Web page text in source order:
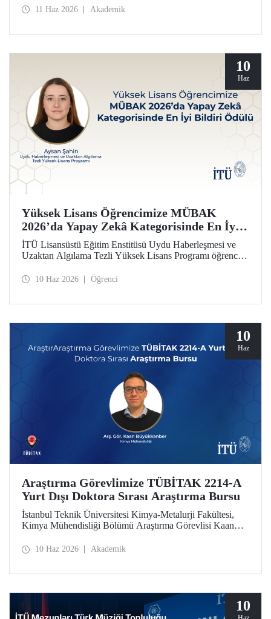
akademisyenler, akreditasyon kuruluşları, üniversite
11 Haz 2026 Akademik
10
Haz
Yüksek Lisans Öğrencimize MÜBAK
2026’da Yapay Zekâ Kategorisinde En İyi
Bildiri Ödülü
İTÜ Lisansüstü Eğitim Enstitüsü Uydu Haberleşmesi ve
Uzaktan Algılama Tezli Yüksek Lisans Programı öğrencisi
Bilimleri ve Araştırmaları Öğrenci Kongresi’nde (MÜBAK
10 Haz 2026 Öğrenci
10
Haz
Araştırma Görevlimize TÜBİTAK 2214-A
Yurt Dışı Doktora Sırası Araştırma Bursu
İstanbul Teknik Üniversitesi Kimya-Metalurji Fakültesi,
Kimya Mühendisliği Bölümü Araştırma Görevlisi Kaan
Araştırma Bursu kapsamında desteklenmeye hak kazandı.
10 Haz 2026 Akademik
10